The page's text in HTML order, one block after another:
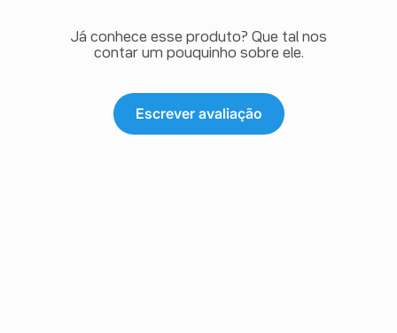
Já conhece esse produto? Que tal nos
contar um pouquinho sobre ele.
Escrever avaliação